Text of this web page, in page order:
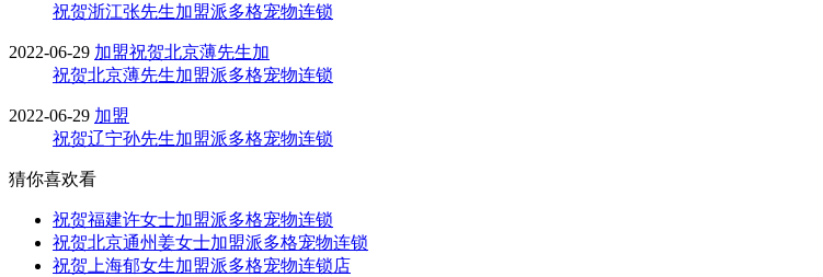
祝贺浙江张先生加盟派多格宠物连锁
2022-06-29 加盟祝贺北京薄先生加
祝贺北京薄先生加盟派多格宠物连锁
2022-06-29 加盟
祝贺辽宁孙先生加盟派多格宠物连锁
猜你喜欢看
祝贺福建许女士加盟派多格宠物连锁
祝贺北京通州姜女士加盟派多格宠物连锁
祝贺上海郁女生加盟派多格宠物连锁店